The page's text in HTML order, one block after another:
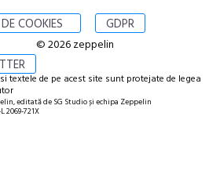
COOKIES GDPR
© 2026 zeppelin
textele de pe acest site sunt protejate de legea
editată de SG Studio și echipa Zeppelin
2069-721X